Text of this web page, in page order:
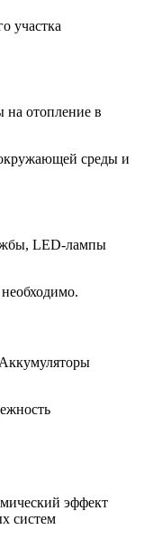
участка
на отопление в
среды и
LED-лампы